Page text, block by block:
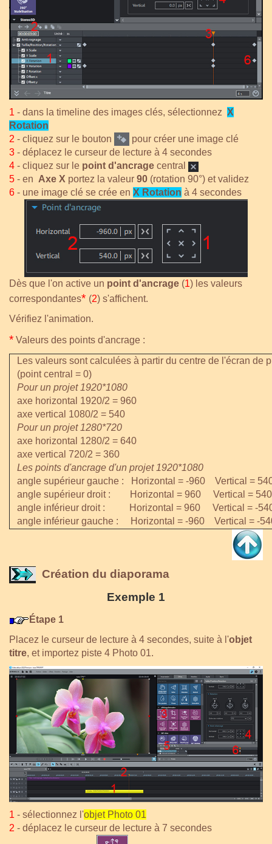
1 - dans la timeline des images clés, sélectionnez X
Rotation
2 - cliquez sur le bouton
pour créer une image clé
3 - déplacez le curseur de lecture à 4 secondes
4 - cliquez sur le point d'ancrage central
5 - en Axe X portez la valeur 90 (rotation 90°) et validez
6 - une image clé se crée en X Rotation à 4 secondes
Dès que l'on active un point d'ancrage (1) les valeurs
correspondantes* (2) s'affichent.
Vérifiez l'animation.
* Valeurs des points d'ancrage :
Les valeurs sont calculées à partir du centre de l'écran de
(point central = 0)
Pour un projet 1920*1080
axe horizontal 1920/2 = 960
axe vertical 1080/2 = 540
Pour un projet 1280*720
axe horizontal 1280/2 = 640
axe vertical 720/2 = 360
Les points d'ancrage d'un projet 1920*1080
angle supérieur gauche : Horizontal = -960 Vertical =
angle supérieur droit : Horizontal = 960 Vertical =
angle inférieur droit : Horizontal = 960 Vertical = -
angle inférieur gauche : Horizontal = -960 Vertical = -
Création du diaporama
Exemple 1
Étape 1
Placez le curseur de lecture à 4 secondes, suite à l'objet
titre, et importez piste 4 Photo 01.
1 - sélectionnez l'objet Photo 01
2 - déplacez le curseur de lecture à 7 secondes